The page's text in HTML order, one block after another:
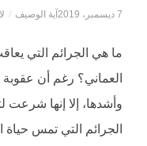
7 ديسمبر، 2019 آية الوصيف /
ما هي الجرائم التي
العماني؟ رغم أن
وأشدها، إلا إنها
الجرائم التي تمس حياة